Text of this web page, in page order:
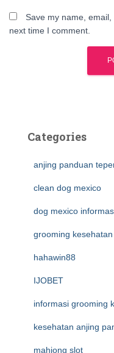
Save my name,
next time I comment.
Categories
anjing panduan
clean dog mexico
dog mexico
grooming
hahawin88
IJOBET
informasi grooming
kesehatan anjing
mahjong slot